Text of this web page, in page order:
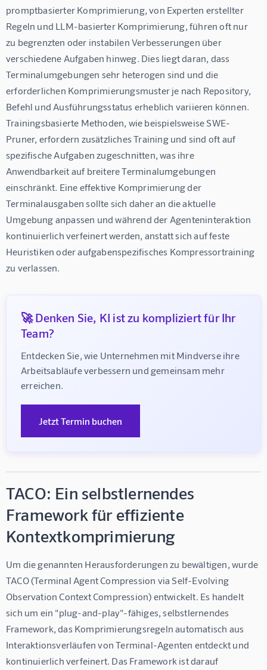
promptbasierter Komprimierung, von Experten erstellter
Regeln und LLM-basierter Komprimierung, führen oft nur
zu begrenzten oder instabilen Verbesserungen über
verschiedene Aufgaben hinweg. Dies liegt daran, dass
Terminalumgebungen sehr heterogen sind und die
erforderlichen Komprimierungsmuster je nach Repository,
Befehl und Ausführungsstatus erheblich variieren können.
Trainingsbasierte Methoden, wie beispielsweise SWE-
Pruner, erfordern zusätzliches Training und sind oft auf
spezifische Aufgaben zugeschnitten, was ihre
Anwendbarkeit auf breitere Terminalumgebungen
einschränkt. Eine effektive Komprimierung der
Terminalausgaben sollte sich daher an die aktuelle
Umgebung anpassen und während der Agenteninteraktion
kontinuierlich verfeinert werden, anstatt sich auf feste
Heuristiken oder aufgabenspezifisches Kompressortraining
zu verlassen.
🚀 Denken Sie, KI ist zu kompliziert für Ihr
Team?
Entdecken Sie, wie Unternehmen mit Mindverse ihre
Arbeitsabläufe verbessern und gemeinsam mehr
erreichen.
Jetzt Termin buchen
TACO: Ein selbstlernendes
Framework für effiziente
Kontextkomprimierung
Um die genannten Herausforderungen zu bewältigen, wurde
TACO (Terminal Agent Compression via Self-Evolving
Observation Context Compression) entwickelt. Es handelt
sich um ein "plug-and-play"-fähiges, selbstlernendes
Framework, das Komprimierungsregeln automatisch aus
Interaktionsverläufen von Terminal-Agenten entdeckt und
kontinuierlich verfeinert. Das Framework ist darauf